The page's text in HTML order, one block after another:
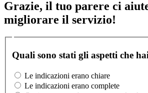
Grazie, il tuo parere ci
migliorare il servizio!
Quali sono stati gli aspetti che
Le indicazioni erano chiare
Le indicazioni erano complete